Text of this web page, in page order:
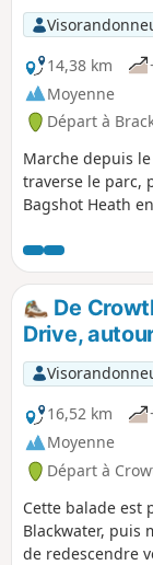
14,38 km
Moyenne
Départ à
Marche depuis
traverse le parc,
Bagshot Heath
artistique).
De
Drive,
16,52 km
Moyenne
Départ à
Cette balade est
Blackwater, puis
de redescendre